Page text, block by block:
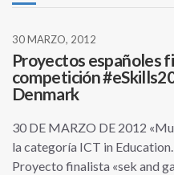
30 MARZO, 2012
Proyectos españoles
competición
Denmark
30 DE MARZO DE 2012
la categoría ICT in
Proyecto finalista «sek and